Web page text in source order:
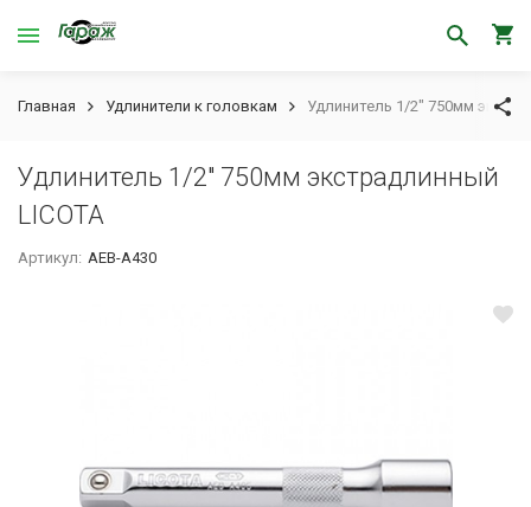
Главная Удлинители к головкам Удлинитель 1/2" 750мм
Удлинитель 1/2" 750мм экстрадлинный
LICOTA
Артикул: AEB-A430